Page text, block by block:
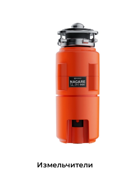
Измельчители